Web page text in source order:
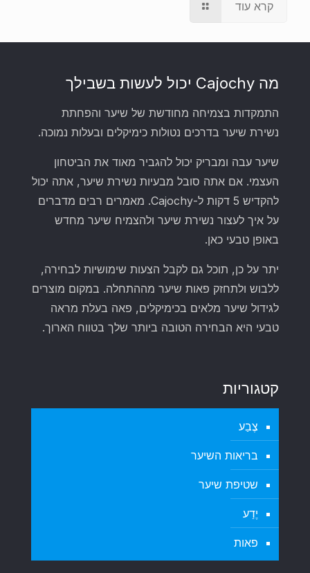
קרא עוד
מה Cajochy יכול לעשות בשבילך
התמקדות בצמיחה מחודשת של שיער והפחתת
נשירת שיער בדרכים נטולות כימיקלים ובעלות נמוכה.
שיער עבה ומבריק יכול להגביר מאוד את הביטחון
העצמי. אם אתה סובל מבעיות נשירת שיער, אתה יכול
להקדיש 5 דקות ל-Cajochy. מאמרים רבים מדברים
על איך לעצור נשירת שיער ולהצמיח שיער מחדש
באופן טבעי כאן.
יתר על כן, תוכל גם לקבל הצעות שימושיות לבחירה,
ללבוש ולתחזק פאות שיער מההתחלה. במקום מוצרים
לגידול שיער מלאים בכימיקלים, פאה בעלת מראה
טבעי היא הבחירה הטובה ביותר שלך בטווח הארוך.
קטגוריות
צֶבַע
בריאות השיער
שטיפת שיער
יֶדַע
פאות